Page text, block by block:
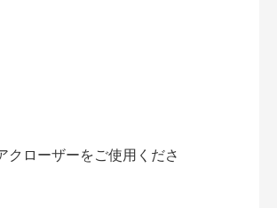
ローザーをご使用くださ